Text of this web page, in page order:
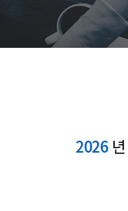
2026 년